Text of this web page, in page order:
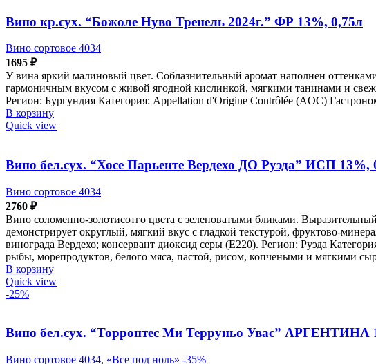
Вино кр.сух. “Божоле Нуво Тренель 2024г.” ФР 13%, 0,75л
Вино сортовое 4034
1695 ₽
У вина яркий малиновый цвет. Соблазнительный аромат наполнен
гармоничным вкусом с живой ягодной кислинкой, мягкими танинами и
Регион: Бургундия Категория: Appellation d'Origine Contrôlée (AOC)
В корзину
Quick view
Вино бел.сух. “Хосе Парьенте Вердехо ДО Руэда” ИСП 13%,
Вино сортовое 4034
2760 ₽
Вино соломенно-золотисотго цвета с зеленоватыми бликами.
демонстрирует округлый, мягкий вкус с гладкой текстурой, фруктово-
винограда Вердехо; консервант диоксид серы (Е220). Регион: Руэда
рыбы, морепродуктов, белого мяса, пастой, рисом, копчеными и мягкими
В корзину
Quick view
-25%
Вино бел.сух. “Торронтес Ми Терруньо Увас” АРГЕНТИНА
Вино сортовое 4034, «Все под ноль» -35%